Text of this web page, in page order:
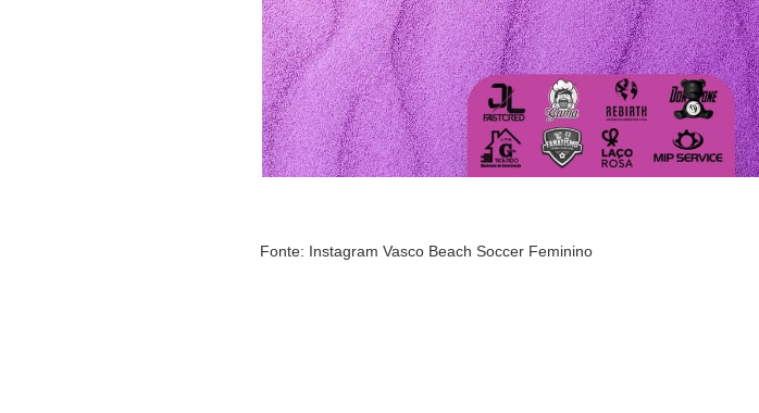
Fonte: Instagram Vasco Beach Soccer Feminino